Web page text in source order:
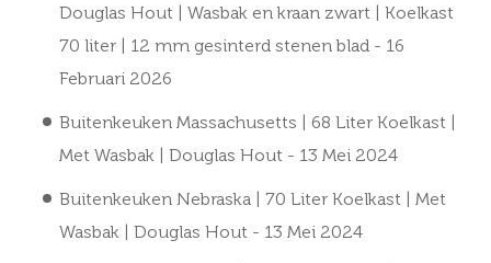
Douglas Hout | Wasbak en kraan zwart | Koelkast
70 liter | 12 mm gesinterd stenen blad - 16
Februari 2026
Buitenkeuken Massachusetts | 68 Liter Koelkast |
Met Wasbak | Douglas Hout - 13 Mei 2024
Buitenkeuken Nebraska | 70 Liter Koelkast | Met
Wasbak | Douglas Hout - 13 Mei 2024